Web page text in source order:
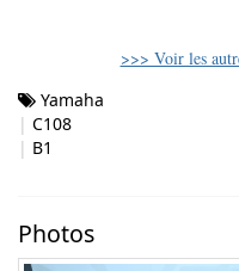
>>> Voir les
Yamaha
C108
B1
Photos